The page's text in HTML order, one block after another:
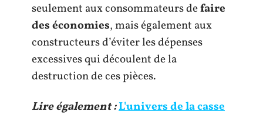
seulement aux consommateurs defaire
des économies, mais également aux
constructeurs d’éviter les dépenses
excessives qui découlent de la
destruction de ces pièces.
Lire également :L'univers de la casse